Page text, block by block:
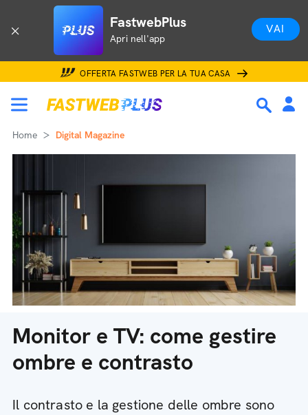
FastwebPlus
Apri nell'app
VAI
OFFERTA FASTWEB PER LA TUA CASA
Home Digital Magazine
Monitor e TV: come gestire
ombre e contrasto
Il contrasto e la gestione delle ombre sono